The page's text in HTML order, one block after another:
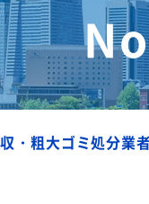
・粗大ゴミ処分業